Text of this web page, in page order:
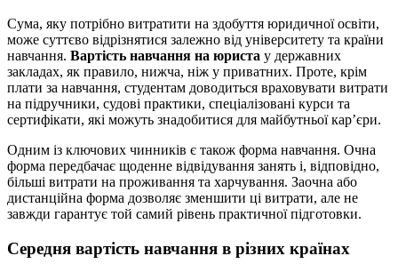
Сума, яку потрібно витратити на здобуття юридичної освіти,
може суттєво відрізнятися залежно від університету та країни
навчання. Вартість навчання на юриста у державних
закладах, як правило, нижча, ніж у приватних. Проте, крім
плати за навчання, студентам доводиться враховувати витрати
на підручники, судові практики, спеціалізовані курси та
сертифікати, які можуть знадобитися для майбутньої кар’єри.
Одним із ключових чинників є також форма навчання. Очна
форма передбачає щоденне відвідування занять і, відповідно,
більші витрати на проживання та харчування. Заочна або
дистанційна форма дозволяє зменшити ці витрати, але не
завжди гарантує той самий рівень практичної підготовки.
Середня вартість навчання в різних країнах